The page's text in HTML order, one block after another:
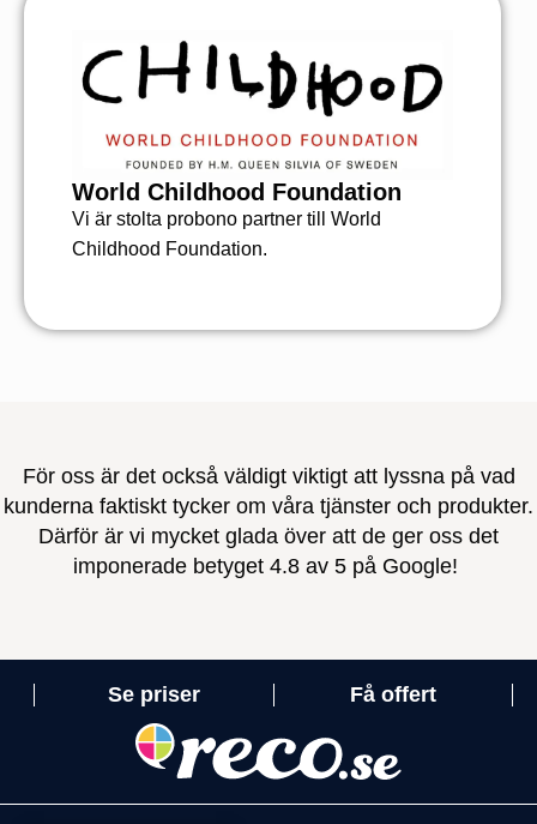
World Childhood Foundation
Vi är stolta probono partner till World
Childhood Foundation.
För oss är det också väldigt viktigt att lyssna på vad
kunderna faktiskt tycker om våra tjänster och produkter.
Därför är vi mycket glada över att de ger oss det
imponerade betyget 4.8 av 5 på Google!
Se priser Få offert